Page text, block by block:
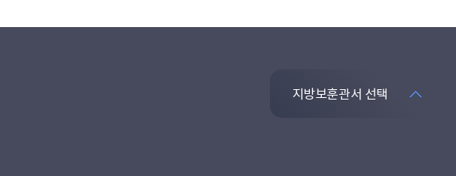
지방보훈관서 선택